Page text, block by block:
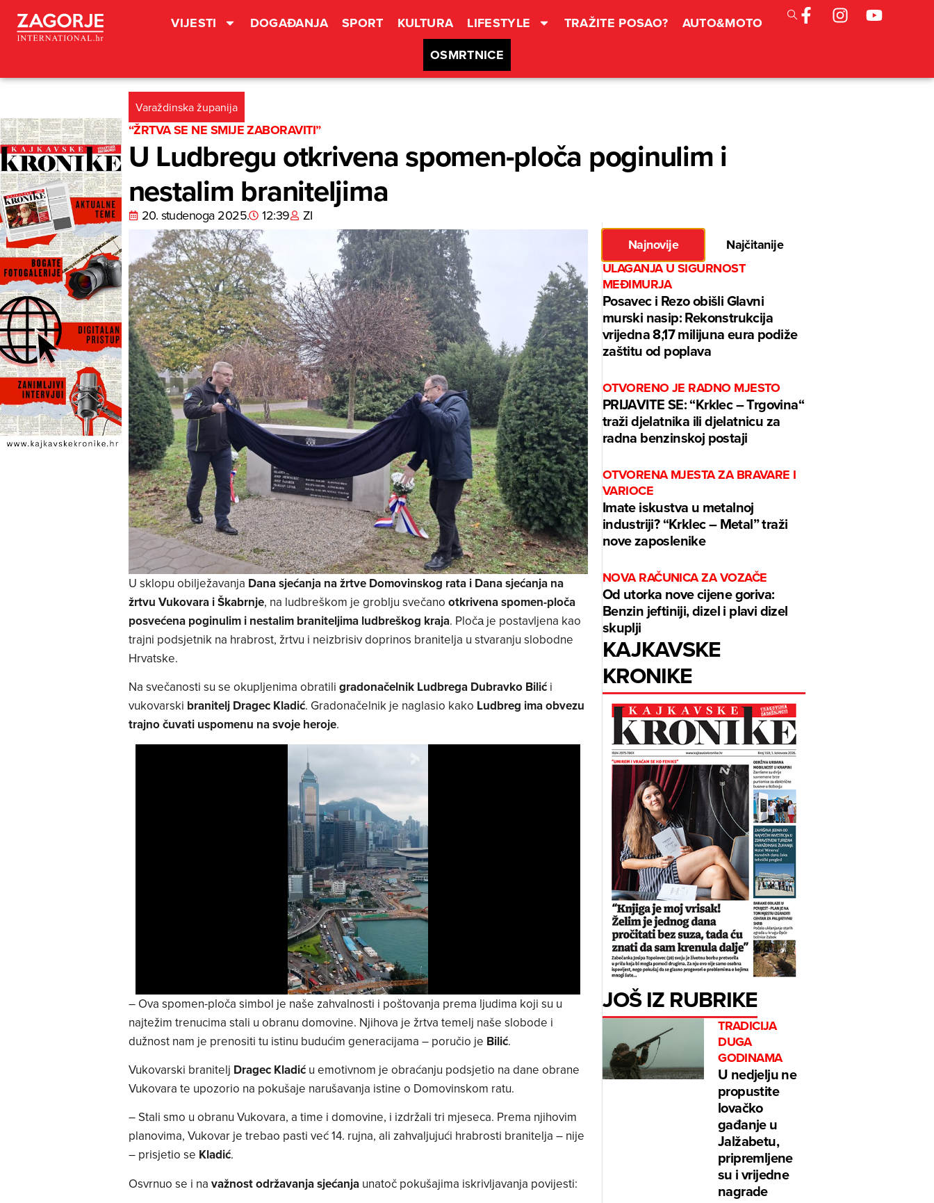
VIJESTI DOGAĐANJA SPORT KULTURA LIFESTYLE TRAŽITE POSAO?
AUTO&MOTO
OSMRTNICE
Varaždinska županija
“ŽRTVA SE NE SMIJE ZABORAVITI”
U Ludbregu otkrivena spomen-ploča poginulim i
nestalim braniteljima
20. studenoga 2025. 12:39 ZI
U sklopu obilježavanja Dana sjećanja na žrtve Domovinskog rata i Dana sjećanja na
žrtvu Vukovara i Škabrnje, na ludbreškom je groblju svečano otkrivena spomen-ploča
posvećena poginulim i nestalim braniteljima ludbreškog kraja. Pločа je postavljena kao
trajni podsjetnik na hrabrost, žrtvu i neizbrisiv doprinos branitelja u stvaranju slobodne
Hrvatske.
Na svečanosti su se okupljenima obratili gradonačelnik Ludbrega Dubravko Bilići
vukovarski branitelj Dragec Kladić. Gradonačelnik je naglasio kako Ludbreg ima obvezu
trajno čuvati uspomenu na svoje heroje.
– Ova spomen-ploča simbol je naše zahvalnosti i poštovanja prema ljudima koji su u
najtežim trenucima stali u obranu domovine. Njihova je žrtva temelj naše slobode i
dužnost nam je prenositi tu istinu budućim generacijama – poručio je Bilić.
Vukovarski branitelj Dragec Kladiću emotivnom je obraćanju podsjetio na dane obrane
Vukovara te upozorio na pokušaje narušavanja istine o Domovinskom ratu.
– Stali smo u obranu Vukovara, a time i domovine, i izdržali tri mjeseca. Prema njihovim
planovima, Vukovar je trebao pasti već 14. rujna, ali zahvaljujući hrabrosti branitelja – nije
– prisjetio se Kladić.
Osvrnuo se i na važnost održavanja sjećanjaunatoč pokušajima iskrivljavanja povijesti:
Najnovije
Najčitanije
ULAGANJA U SIGURNOST
MEĐIMURJA
Posavec i Rezo obišli Glavni
murski nasip: Rekonstrukcija
vrijedna 8,17 milijuna eura podiže
zaštitu od poplava
OTVORENO JE RADNO MJESTO
PRIJAVITE SE: “Krklec – Trgovina“
traži djelatnika ili djelatnicu za
radna benzinskoj postaji
OTVORENA MJESTA ZA BRAVARE I
VARIOCE
Imate iskustva u metalnoj
industriji? “Krklec – Metal” traži
nove zaposlenike
NOVA RAČUNICA ZA VOZAČE
Od utorka nove cijene goriva:
Benzin jeftiniji, dizel i plavi dizel
skuplji
KAJKAVSKE
KRONIKE
JOŠ IZ RUBRIKE
TRADICIJA
DUGA
GODINAMA
U nedjelju ne
propustite
lovačko
gađanje u
Jalžabetu,
pripremljene
su i vrijedne
nagrade